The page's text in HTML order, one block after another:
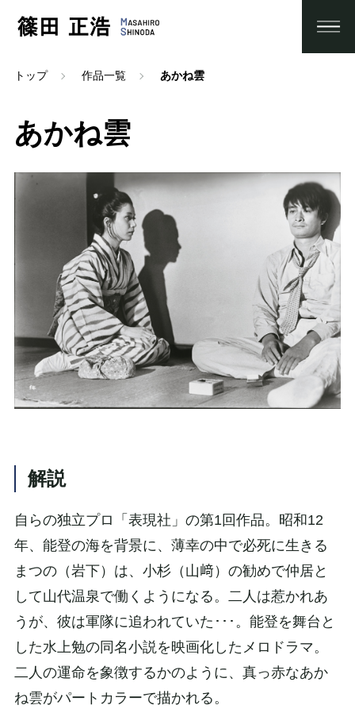
トップ 作品一覧 あかね雲
あかね雲
解説
自らの独立プロ「表現社」の第1回作品。昭和12
年、能登の海を背景に、薄幸の中で必死に生きる
まつの（岩下）は、小杉（山﨑）の勧めで仲居と
して山代温泉で働くようになる。二人は惹かれあ
うが、彼は軍隊に追われていた･･･。能登を舞台と
した水上勉の同名小説を映画化したメロドラマ。
二人の運命を象徴するかのように、真っ赤なあか
ね雲がパートカラーで描かれる。